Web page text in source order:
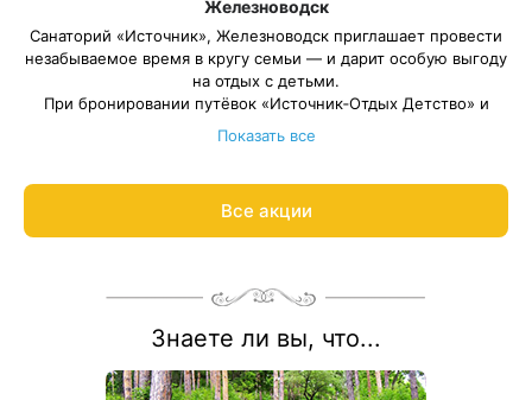
Железноводск
Санаторий «Источник», Железноводск приглашает провести
незабываемое время в кругу семьи — и дарит особую выгоду
на отдых с детьми.
При бронировании путёвок «Источник‑Отдых Детство» и
«Источник-Отдых Детство Лайт» оплачивается только
стоимость путевки для взрослого. Ребенок отдыхает
августа 2026.
*Акция распространяется на детей в возрасте от 3 до 7 лет
Рассчитаем цену со скидкой и забронируем отдых по
Показать все
Все акции
Знаете ли вы, что...